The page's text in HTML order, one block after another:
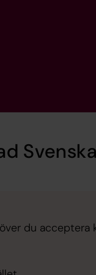
du acceptera